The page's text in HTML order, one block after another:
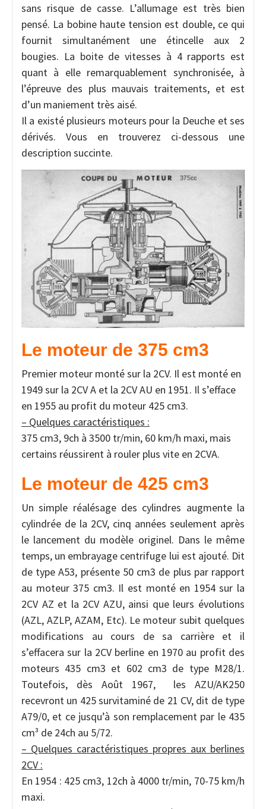
sans risque de casse. L’allumage est très bien
pensé. La bobine haute tension est double, ce qui
fournit simultanément une étincelle aux 2
bougies. La boite de vitesses à 4 rapports est
quant à elle remarquablement synchronisée, à
l’épreuve des plus mauvais traitements, et est
d’un maniement très aisé.
Il a existé plusieurs moteurs pour la Deuche et ses
dérivés. Vous en trouverez ci-dessous une
description succinte.
Le moteur de 375 cm3
Premier moteur monté sur la 2CV. Il est monté en
1949 sur la 2CV A et la 2CV AU en 1951. Il s’efface
en 1955 au profit du moteur 425 cm3.
– Quelques caractéristiques :
375 cm3, 9ch à 3500 tr/min, 60 km/h maxi, mais
certains réussirent à rouler plus vite en 2CVA.
Le moteur de 425 cm3
Un simple réalésage des cylindres augmente la
cylindrée de la 2CV, cinq années seulement après
le lancement du modèle originel. Dans le même
temps, un embrayage centrifuge lui est ajouté. Dit
de type A53, présente 50 cm3 de plus par rapport
au moteur 375 cm3. Il est monté en 1954 sur la
2CV AZ et la 2CV AZU, ainsi que leurs évolutions
(AZL, AZLP, AZAM, Etc). Le moteur subit quelques
modifications au cours de sa carrière et il
s’effacera sur la 2CV berline en 1970 au profit des
moteurs 435 cm3 et 602 cm3 de type M28/1.
Toutefois, dès Août 1967, les AZU/AK250
recevront un 425 survitaminé de 21 CV, dit de type
A79/0, et ce jusqu’à son remplacement par le 435
cm³ de 24ch au 5/72.
– Quelques caractéristiques propres aux berlines
2CV :
En 1954 : 425 cm3, 12ch à 4000 tr/min, 70-75 km/h
maxi.